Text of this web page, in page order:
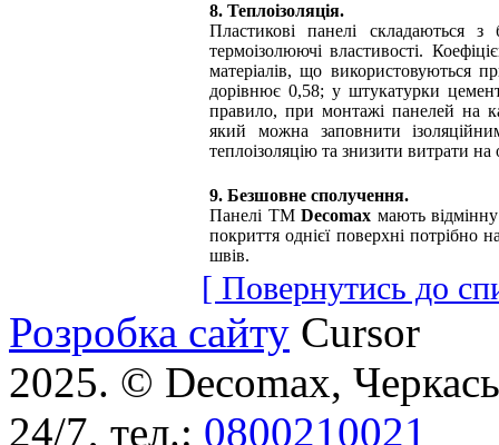
8. Теплоізоляція.
Пластикові панелі складаються з
термоізолюючі властивості.
матеріалів, що використовуються
дорівнює 0,58; у штукатурки
правило, при монтажі панелей на
який можна заповнити
теплоізоляцію та знизити витрати на
9. Безшовне сполучення.
Панелі ТМDecomax мають
покриття однієї поверхні
швів.
[ Повернутись до
Розробка сайту Cursor
2025. © Decomax,
24/7, тел.: 0800210021